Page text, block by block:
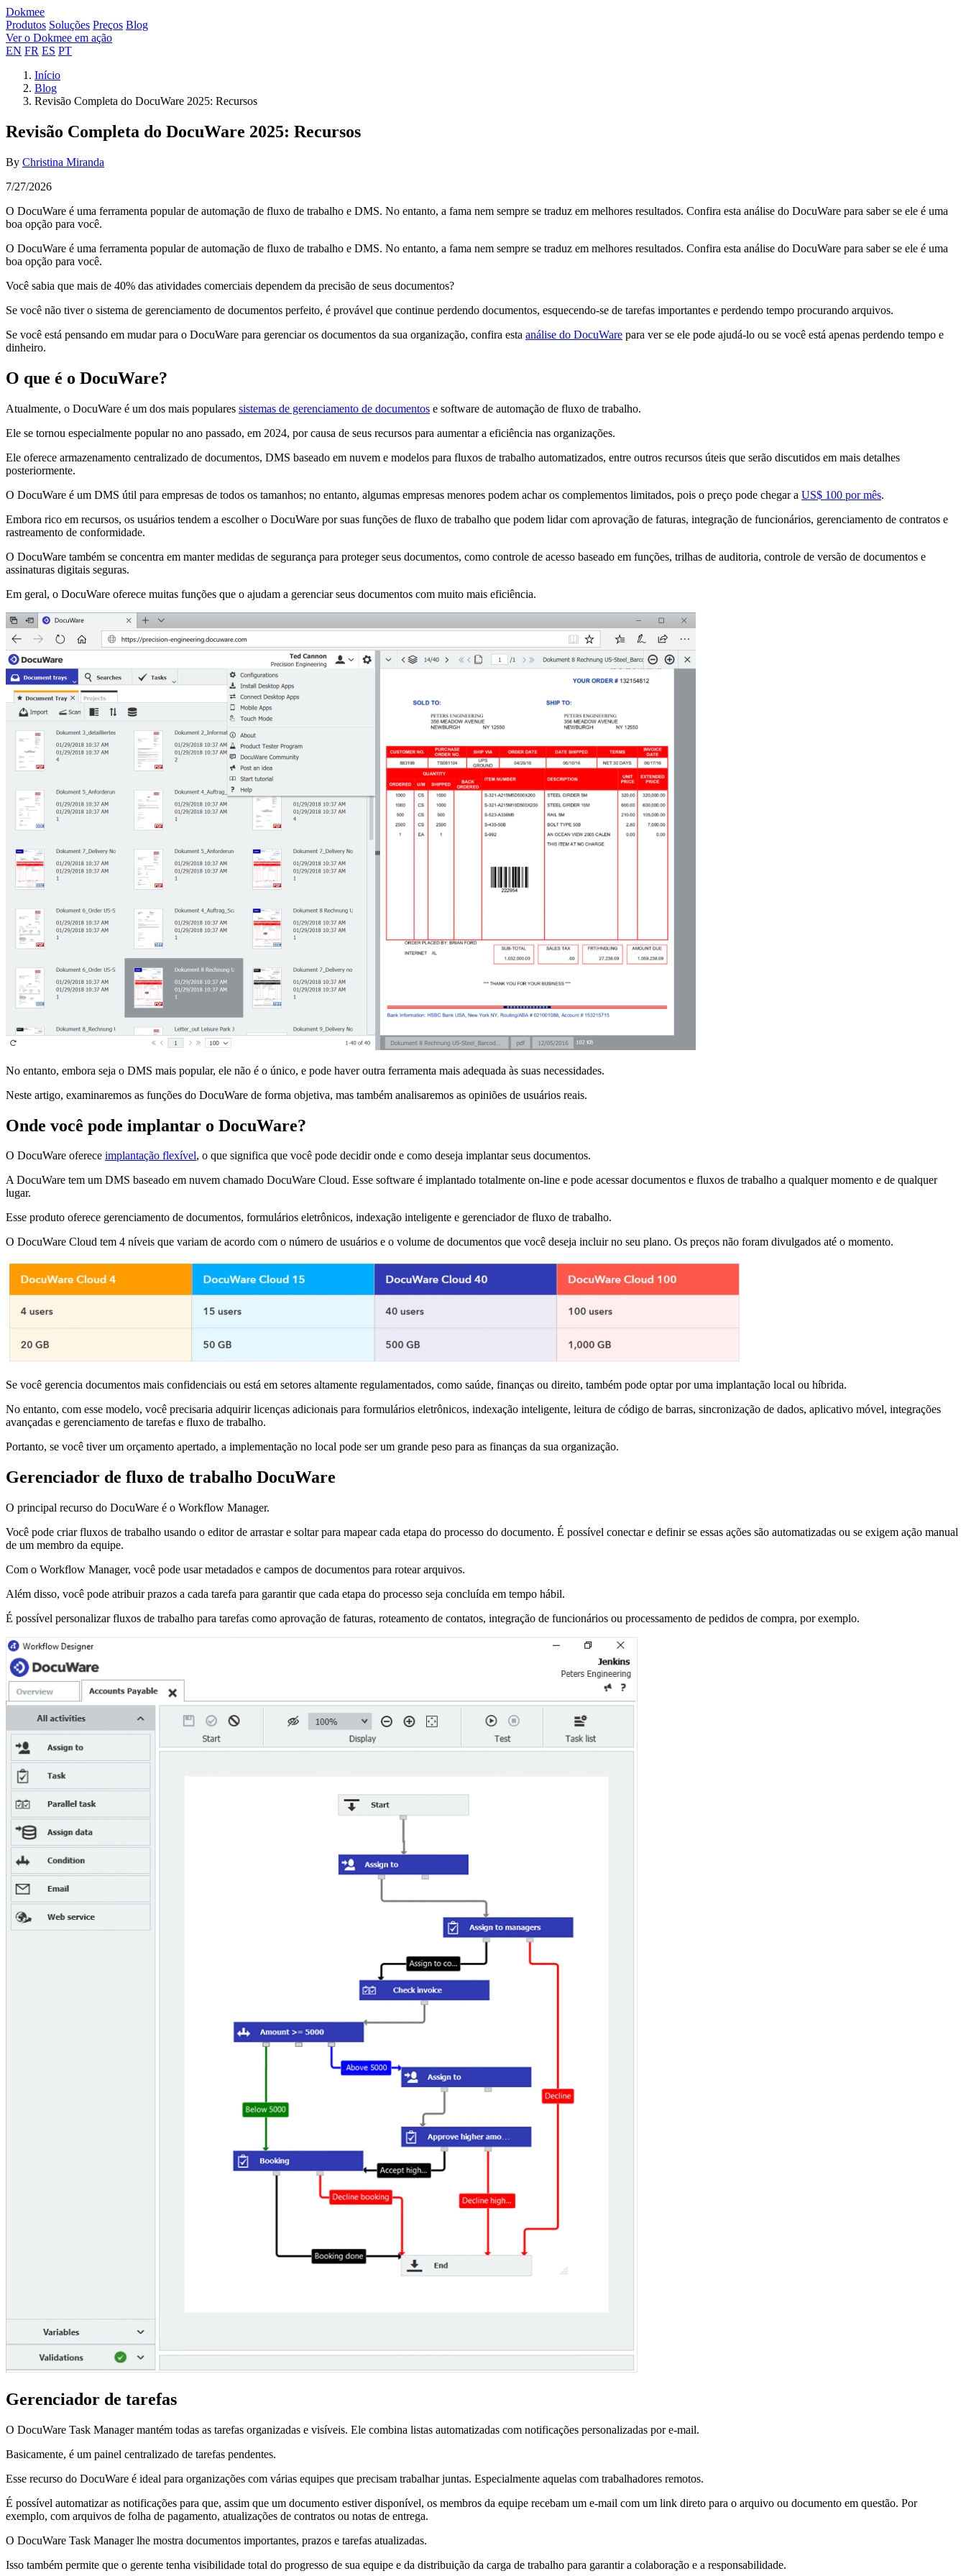
Dokmee
Produtos Soluções Preços Blog
Ver o Dokmee em ação
EN FR ES PT
Início
Blog
Revisão Completa do DocuWare 2025: Recursos
Revisão Completa do DocuWare 2025: Recursos
By Christina Miranda
7/27/2026
O DocuWare é uma ferramenta popular de automação de fluxo de trabalho e DMS. No entanto, a fama nem sempre se traduz em melhores resultados. Confira esta análise do DocuWare para saber se ele é uma
boa opção para você.
O DocuWare é uma ferramenta popular de automação de fluxo de trabalho e DMS. No entanto, a fama nem sempre se traduz em melhores resultados. Confira esta análise do DocuWare para saber se ele é uma
boa opção para você.
Você sabia que mais de 40% das atividades comerciais dependem da precisão de seus documentos?
Se você não tiver o sistema de gerenciamento de documentos perfeito, é provável que continue perdendo documentos, esquecendo-se de tarefas importantes e perdendo tempo procurando arquivos.
Se você está pensando em mudar para o DocuWare para gerenciar os documentos da sua organização, confira esta análise do DocuWare para ver se ele pode ajudá-lo ou se você está apenas perdendo tempo e
dinheiro.
O que é o DocuWare?
Atualmente, o DocuWare é um dos mais populares sistemas de gerenciamento de documentos e software de automação de fluxo de trabalho.
Ele se tornou especialmente popular no ano passado, em 2024, por causa de seus recursos para aumentar a eficiência nas organizações.
Ele oferece armazenamento centralizado de documentos, DMS baseado em nuvem e modelos para fluxos de trabalho automatizados, entre outros recursos úteis que serão discutidos em mais detalhes
posteriormente.
O DocuWare é um DMS útil para empresas de todos os tamanhos; no entanto, algumas empresas menores podem achar os complementos limitados, pois o preço pode chegar a US$ 100 por mês.
Embora rico em recursos, os usuários tendem a escolher o DocuWare por suas funções de fluxo de trabalho que podem lidar com aprovação de faturas, integração de funcionários, gerenciamento de contratos e
rastreamento de conformidade.
O DocuWare também se concentra em manter medidas de segurança para proteger seus documentos, como controle de acesso baseado em funções, trilhas de auditoria, controle de versão de documentos e
assinaturas digitais seguras.
Em geral, o DocuWare oferece muitas funções que o ajudam a gerenciar seus documentos com muito mais eficiência.
No entanto, embora seja o DMS mais popular, ele não é o único, e pode haver outra ferramenta mais adequada às suas necessidades.
Neste artigo, examinaremos as funções do DocuWare de forma objetiva, mas também analisaremos as opiniões de usuários reais.
Onde você pode implantar o DocuWare?
O DocuWare oferece implantação flexível, o que significa que você pode decidir onde e como deseja implantar seus documentos.
A DocuWare tem um DMS baseado em nuvem chamado DocuWare Cloud. Esse software é implantado totalmente on-line e pode acessar documentos e fluxos de trabalho a qualquer momento e de qualquer
lugar.
Esse produto oferece gerenciamento de documentos, formulários eletrônicos, indexação inteligente e gerenciador de fluxo de trabalho.
O DocuWare Cloud tem 4 níveis que variam de acordo com o número de usuários e o volume de documentos que você deseja incluir no seu plano. Os preços não foram divulgados até o momento.
Se você gerencia documentos mais confidenciais ou está em setores altamente regulamentados, como saúde, finanças ou direito, também pode optar por uma implantação local ou híbrida.
No entanto, com esse modelo, você precisaria adquirir licenças adicionais para formulários eletrônicos, indexação inteligente, leitura de código de barras, sincronização de dados, aplicativo móvel, integrações
avançadas e gerenciamento de tarefas e fluxo de trabalho.
Portanto, se você tiver um orçamento apertado, a implementação no local pode ser um grande peso para as finanças da sua organização.
Gerenciador de fluxo de trabalho DocuWare
O principal recurso do DocuWare é o Workflow Manager.
Você pode criar fluxos de trabalho usando o editor de arrastar e soltar para mapear cada etapa do processo do documento. É possível conectar e definir se essas ações são automatizadas ou se exigem ação manual
de um membro da equipe.
Com o Workflow Manager, você pode usar metadados e campos de documentos para rotear arquivos.
Além disso, você pode atribuir prazos a cada tarefa para garantir que cada etapa do processo seja concluída em tempo hábil.
É possível personalizar fluxos de trabalho para tarefas como aprovação de faturas, roteamento de contatos, integração de funcionários ou processamento de pedidos de compra, por exemplo.
Gerenciador de tarefas
O DocuWare Task Manager mantém todas as tarefas organizadas e visíveis. Ele combina listas automatizadas com notificações personalizadas por e-mail.
Basicamente, é um painel centralizado de tarefas pendentes.
Esse recurso do DocuWare é ideal para organizações com várias equipes que precisam trabalhar juntas. Especialmente aquelas com trabalhadores remotos.
É possível automatizar as notificações para que, assim que um documento estiver disponível, os membros da equipe recebam um e-mail com um link direto para o arquivo ou documento em questão. Por
exemplo, com arquivos de folha de pagamento, atualizações de contratos ou notas de entrega.
O DocuWare Task Manager lhe mostra documentos importantes, prazos e tarefas atualizadas.
Isso também permite que o gerente tenha visibilidade total do progresso de sua equipe e da distribuição da carga de trabalho para garantir a colaboração e a responsabilidade.